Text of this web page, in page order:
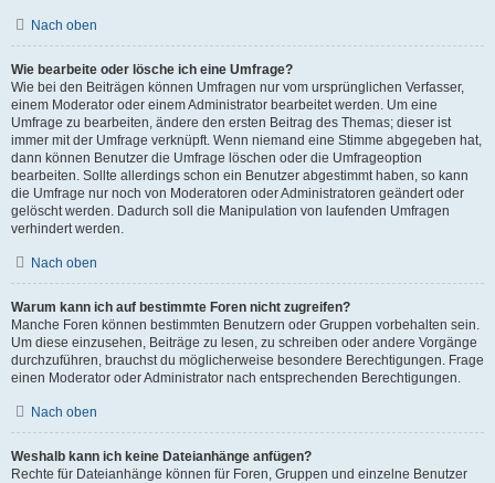
Nach oben
Wie bearbeite oder lösche ich eine Umfrage?
Wie bei den Beiträgen können Umfragen nur vom ursprünglichen Verfasser,
einem Moderator oder einem Administrator bearbeitet werden. Um eine
Umfrage zu bearbeiten, ändere den ersten Beitrag des Themas; dieser ist
immer mit der Umfrage verknüpft. Wenn niemand eine Stimme abgegeben hat,
dann können Benutzer die Umfrage löschen oder die Umfrageoption
bearbeiten. Sollte allerdings schon ein Benutzer abgestimmt haben, so kann
die Umfrage nur noch von Moderatoren oder Administratoren geändert oder
gelöscht werden. Dadurch soll die Manipulation von laufenden Umfragen
verhindert werden.
Nach oben
Warum kann ich auf bestimmte Foren nicht zugreifen?
Manche Foren können bestimmten Benutzern oder Gruppen vorbehalten sein.
Um diese einzusehen, Beiträge zu lesen, zu schreiben oder andere Vorgänge
durchzuführen, brauchst du möglicherweise besondere Berechtigungen. Frage
einen Moderator oder Administrator nach entsprechenden Berechtigungen.
Nach oben
Weshalb kann ich keine Dateianhänge anfügen?
Rechte für Dateianhänge können für Foren, Gruppen und einzelne Benutzer